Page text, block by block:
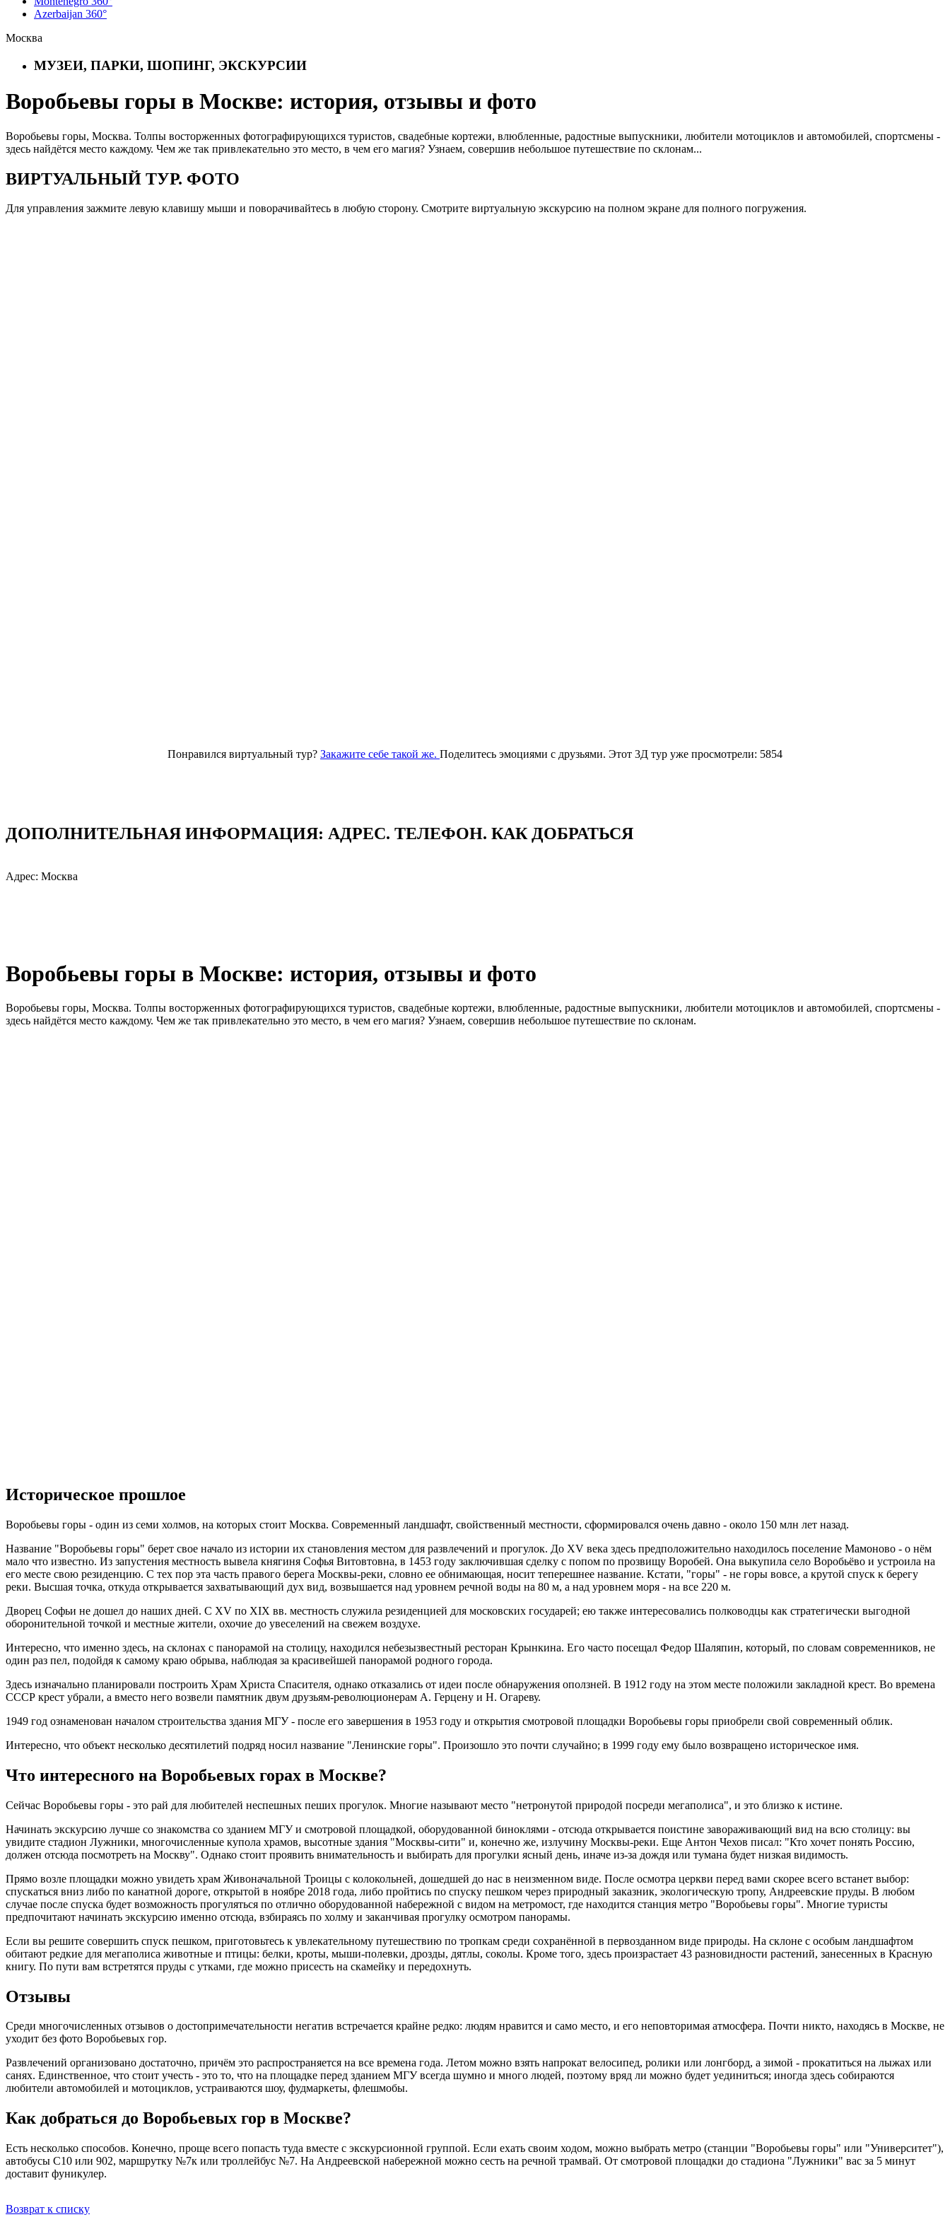
Azerbaijan 360°
Москва
МУЗЕИ, ПАРКИ, ШОПИНГ, ЭКСКУРСИИ
Воробьевы горы в Москве: история, отзывы и фото
Воробьевы горы, Москва. Толпы восторженных фотографирующихся туристов, свадебные кортежи, влюбленные, радостные выпускники, любители мотоциклов и автомобилей, спортсмены -
здесь найдётся место каждому. Чем же так привлекательно это место, в чем его магия? Узнаем, совершив небольшое путешествие по склонам...
ВИРТУАЛЬНЫЙ ТУР. ФОТО
Для управления зажмите левую клавишу мыши и поворачивайтесь в любую сторону. Смотрите виртуальную экскурсию на полном экране для полного погружения.
Понравился виртуальный тур? Закажите себе такой же. Поделитесь эмоциями с друзьями. Этот 3Д тур уже просмотрели: 5854
ДОПОЛНИТЕЛЬНАЯ ИНФОРМАЦИЯ: АДРЕC. ТЕЛЕФОН. КАК ДОБРАТЬСЯ
Адрес: Москва
Воробьевы горы в Москве: история, отзывы и фото
Воробьевы горы, Москва. Толпы восторженных фотографирующихся туристов, свадебные кортежи, влюбленные, радостные выпускники, любители мотоциклов и автомобилей, спортсмены -
здесь найдётся место каждому. Чем же так привлекательно это место, в чем его магия? Узнаем, совершив небольшое путешествие по склонам.
Историческое прошлое
Воробьевы горы - один из семи холмов, на которых стоит Москва. Современный ландшафт, свойственный местности, сформировался очень давно - около 150 млн лет назад.
Название "Воробьевы горы" берет свое начало из истории их становления местом для развлечений и прогулок. До XV века здесь предположительно находилось поселение Мамоново - о нём
мало что известно. Из запустения местность вывела княгиня Софья Витовтовна, в 1453 году заключившая сделку с попом по прозвищу Воробей. Она выкупила село Воробьёво и устроила на
его месте свою резиденцию. С тех пор эта часть правого берега Москвы-реки, словно ее обнимающая, носит теперешнее название. Кстати, "горы" - не горы вовсе, а крутой спуск к берегу
реки. Высшая точка, откуда открывается захватывающий дух вид, возвышается над уровнем речной воды на 80 м, а над уровнем моря - на все 220 м.
Дворец Софьи не дошел до наших дней. С XV по XIX вв. местность служила резиденцией для московских государей; ею также интересовались полководцы как стратегически выгодной
оборонительной точкой и местные жители, охочие до увеселений на свежем воздухе.
Интересно, что именно здесь, на склонах с панорамой на столицу, находился небезызвестный ресторан Крынкина. Его часто посещал Федор Шаляпин, который, по словам современников, не
один раз пел, подойдя к самому краю обрыва, наблюдая за красивейшей панорамой родного города.
Здесь изначально планировали построить Храм Христа Спасителя, однако отказались от идеи после обнаружения оползней. В 1912 году на этом месте положили закладной крест. Во времена
СССР крест убрали, а вместо него возвели памятник двум друзьям-революционерам А. Герцену и Н. Огареву.
1949 год ознаменован началом строительства здания МГУ - после его завершения в 1953 году и открытия смотровой площадки Воробьевы горы приобрели свой современный облик.
Интересно, что объект несколько десятилетий подряд носил название "Ленинские горы". Произошло это почти случайно; в 1999 году ему было возвращено историческое имя.
Что интересного на Воробьевых горах в Москве?
Сейчас Воробьевы горы - это рай для любителей неспешных пеших прогулок. Многие называют место "нетронутой природой посреди мегаполиса", и это близко к истине.
Начинать экскурсию лучше со знакомства со зданием МГУ и смотровой площадкой, оборудованной биноклями - отсюда открывается поистине завораживающий вид на всю столицу: вы
увидите стадион Лужники, многочисленные купола храмов, высотные здания "Москвы-сити" и, конечно же, излучину Москвы-реки. Еще Антон Чехов писал: "Кто хочет понять Россию,
должен отсюда посмотреть на Москву". Однако стоит проявить внимательность и выбирать для прогулки ясный день, иначе из-за дождя или тумана будет низкая видимость.
Прямо возле площадки можно увидеть храм Живоначальной Троицы с колокольней, дошедшей до нас в неизменном виде. После осмотра церкви перед вами скорее всего встанет выбор:
спускаться вниз либо по канатной дороге, открытой в ноябре 2018 года, либо пройтись по спуску пешком через природный заказник, экологическую тропу, Андреевские пруды. В любом
случае после спуска будет возможность прогуляться по отлично оборудованной набережной с видом на метромост, где находится станция метро "Воробьевы горы". Многие туристы
предпочитают начинать экскурсию именно отсюда, взбираясь по холму и заканчивая прогулку осмотром панорамы.
Если вы решите совершить спуск пешком, приготовьтесь к увлекательному путешествию по тропкам среди сохранённой в первозданном виде природы. На склоне с особым ландшафтом
обитают редкие для мегаполиса животные и птицы: белки, кроты, мыши-полевки, дрозды, дятлы, соколы. Кроме того, здесь произрастает 43 разновидности растений, занесенных в Красную
книгу. По пути вам встретятся пруды с утками, где можно присесть на скамейку и передохнуть.
Отзывы
Среди многочисленных отзывов о достопримечательности негатив встречается крайне редко: людям нравится и само место, и его неповторимая атмосфера. Почти никто, находясь в Москве, не
уходит без фото Воробьевых гор.
Развлечений организовано достаточно, причём это распространяется на все времена года. Летом можно взять напрокат велосипед, ролики или лонгборд, а зимой - прокатиться на лыжах или
санях. Единственное, что стоит учесть - это то, что на площадке перед зданием МГУ всегда шумно и много людей, поэтому вряд ли можно будет уединиться; иногда здесь собираются
любители автомобилей и мотоциклов, устраиваются шоу, фудмаркеты, флешмобы.
Как добраться до Воробьевых гор в Москве?
Есть несколько способов. Конечно, проще всего попасть туда вместе с экскурсионной группой. Если ехать своим ходом, можно выбрать метро (станции "Воробьевы горы" или "Университет"),
автобусы С10 или 902, маршрутку №7к или троллейбус №7. На Андреевской набережной можно сесть на речной трамвай. От смотровой площадки до стадиона "Лужники" вас за 5 минут
доставит фуникулер.
Возврат к списку